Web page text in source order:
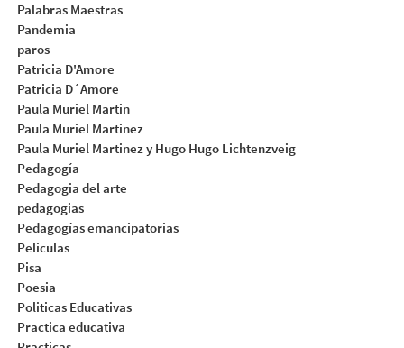
Palabras Maestras
Pandemia
paros
Patricia D'Amore
Patricia D´Amore
Paula Muriel Martin
Paula Muriel Martinez
Paula Muriel Martinez y Hugo Hugo Lichtenzveig
Pedagogía
Pedagogia del arte
pedagogias
Pedagogías emancipatorias
Peliculas
Pisa
Poesia
Politicas Educativas
Practica educativa